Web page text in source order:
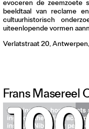
evoceren de zeemzoete
beeldtaal van reclame
cultuurhistorisch
uiteenlopende vormen
Verlatstraat 20, Antwerpen,
Frans Masereel